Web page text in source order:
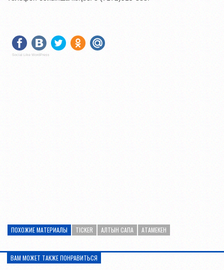
Social Like WordPress
ПОХОЖИЕ МАТЕРИАЛЫ TICKER АЛТЫН САПА АТАМЕКЕН
ВАМ МОЖЕТ ТАКЖЕ ПОНРАВИТЬСЯ